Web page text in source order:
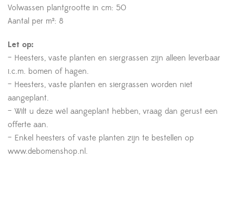
Volwassen plantgrootte in cm: 50
Aantal per m²: 8
Let op:
– Heesters, vaste planten en siergrassen zijn alleen leverbaar
i.c.m. bomen of hagen.
– Heesters, vaste planten en siergrassen worden niet
aangeplant.
– Wilt u deze wél aangeplant hebben, vraag dan gerust een
offerte aan.
– Enkel heesters of vaste planten zijn te bestellen op
www.debomenshop.nl.